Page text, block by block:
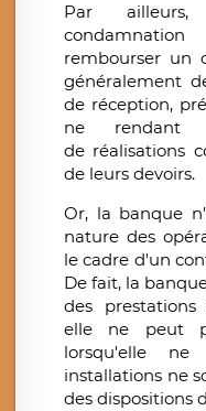
Par
rembourser un
généralement
de réception,
ne rendant
de réalisations
de leurs devoirs.
Or, la banque
nature des
le cadre d'un
De fait, la
des
elle ne peut
lorsqu'elle
installations ne
des dispositions